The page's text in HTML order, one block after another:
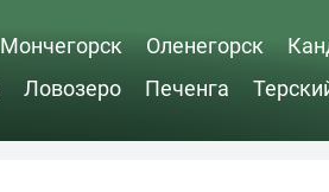
Мончегорск Оленегорск
Ловозеро Печенга